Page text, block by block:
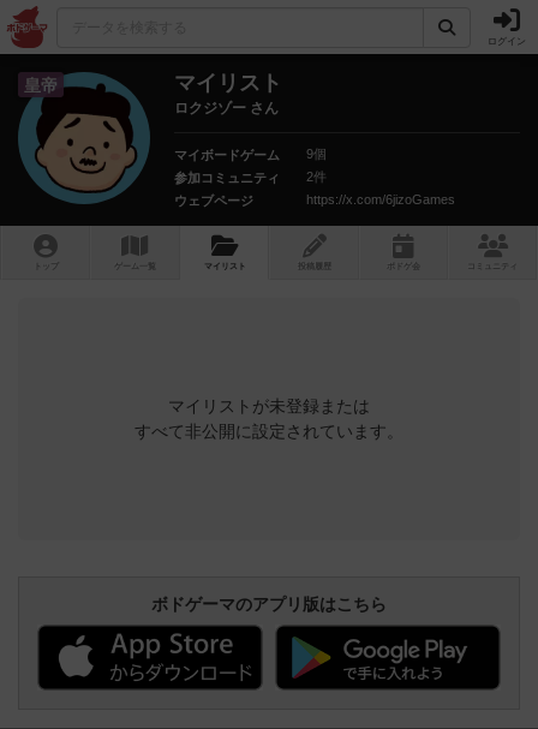
ログイン
皇帝 マイリスト
ロクジゾー さん
マイボードゲーム
9個
参加コミュニティ
2件
ウェブページ
https://x.com/6jizoGames
トップ ゲーム一覧 マイリスト 投稿履歴 ボ ドゲ コミュニティ
マイリストが未登録または
すべて非公開に設定されています。
ボドゲーマのアプリ版はこちら